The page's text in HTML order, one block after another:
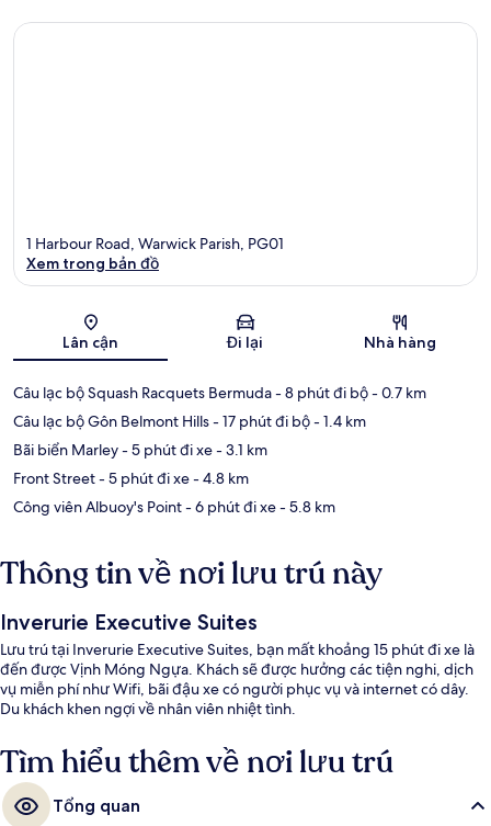
Bản đồ
1 Harbour Road, Warwick Parish, PG01
Xem trong bản đồ
Lân cận Đi lại Nhà hàng
Câu lạc bộ Squash Racquets Bermuda- 8 phút đi bộ- 0.7 km
Câu lạc bộ Gôn Belmont Hills- 17 phút đi bộ- 1.4 km
Bãi biển Marley- 5 phút đi xe- 3.1 km
Front Street- 5 phút đi xe- 4.8 km
Công viên Albuoy's Point- 6 phút đi xe- 5.8 km
Thông tin về nơi lưu trú này
Inverurie Executive Suites
Lưu trú tại Inverurie Executive Suites, bạn mất khoảng 15 phút đi xe là
đến được Vịnh Móng Ngựa. Khách sẽ được hưởng các tiện nghi, dịch
vụ miễn phí như Wifi, bãi đậu xe có người phục vụ và internet có dây.
Du khách khen ngợi về nhân viên nhiệt tình.
Tìm hiểu thêm về nơi lưu trú
Tổng quan